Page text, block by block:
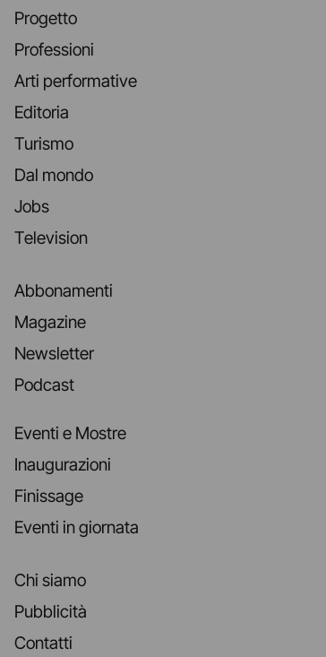
Progetto
Professioni
Arti performative
Editoria
Turismo
Dal mondo
Jobs
Television
Abbonamenti
Magazine
Newsletter
Podcast
Eventi e Mostre
Inaugurazioni
Finissage
Eventi in giornata
Chi siamo
Pubblicità
Contatti